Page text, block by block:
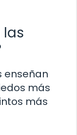
las
enseñan
más
más